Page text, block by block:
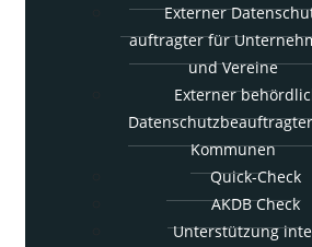
Exter­ner
auf­trag­ter für
und Vereine
Exter­ner
Kommunen
Quick-Check
AKDB Check
Unter­stüt­zung